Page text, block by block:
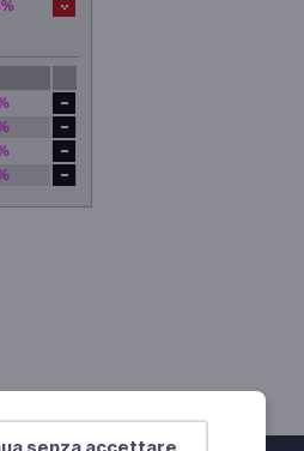
senza accettare